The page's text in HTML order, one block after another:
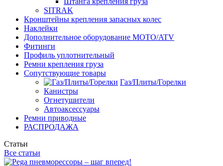
SITRAK
Кронштейны крепления запасных колес
Наклейки
Дополнительное оборудование MOTO/ATV
Фитинги
Профиль уплотнительный
Ремни крепления груза
Сопутствующие товары
Газ/Плиты/Горелки
Канистры
Огнетушители
Автоаксессуары
Ремни приводные
РАСПРОДАЖА
Статьи
Все статьи